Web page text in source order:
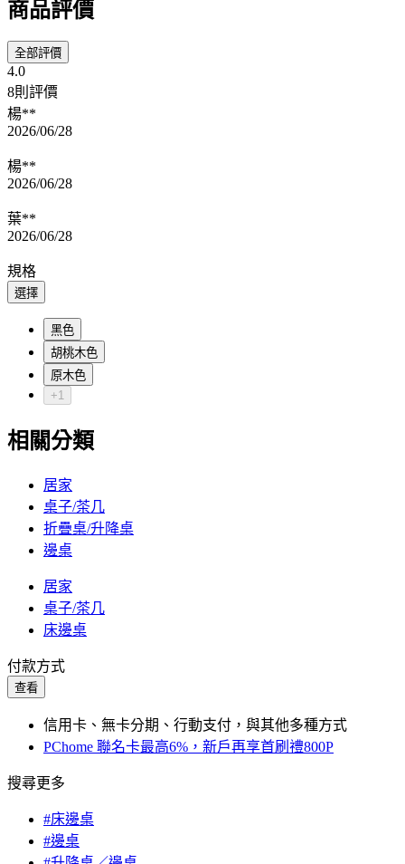
商品評價
全部評價
4.0
8則評價
楊**
2026/06/28
楊**
2026/06/28
葉**
2026/06/28
規格
選擇
黑色
胡桃木色
原木色
+1
相關分類
居家
桌子/茶几
折疊桌/升降桌
邊桌
居家
桌子/茶几
床邊桌
付款方式
查看
信用卡、無卡分期、行動支付，與其他多種方式
PChome 聯名卡最高6%，新戶再享首刷禮800P
搜尋更多
#床邊桌
#邊桌